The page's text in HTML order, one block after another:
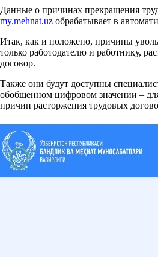
Данные о причинах прекращения
my.mehnat.uz обрабатывает в
Итак, как и положено, причины
только работодателю и работнику,
договор.
Также они будут доступны
обобщенном цифровом значении –
причин расторжения трудовых